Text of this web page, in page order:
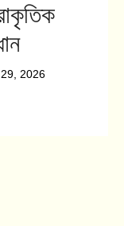
2026